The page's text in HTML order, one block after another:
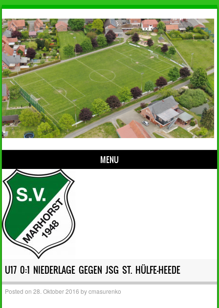
MENU
Skip to content
U17 0:1 NIEDERLAGE GEGEN JSG ST. HÜLFE-HEEDE
Posted on28. Oktober 2016 bycmasurenko